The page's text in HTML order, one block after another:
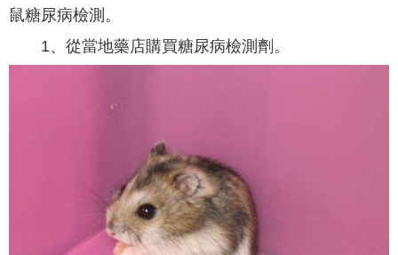
鼠糖尿病檢測。
1、從當地藥店購買糖尿病檢測劑。